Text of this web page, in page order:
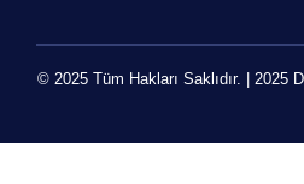
© 2025 Tüm Hakları Saklıdır. | 2025